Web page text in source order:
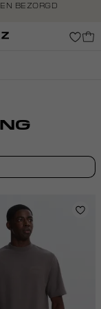
BEZORGD
APPLE PAY &